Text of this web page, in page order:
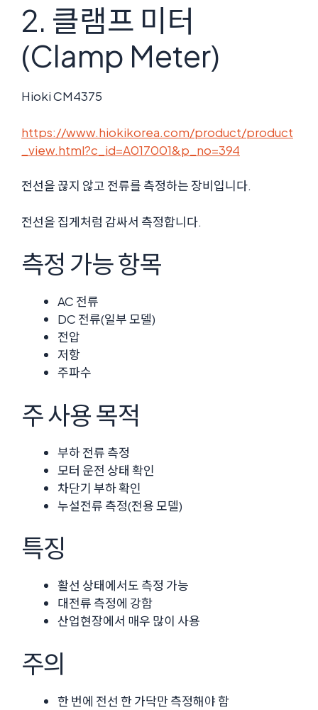
2. 클램프 미터
(Clamp Meter)
Hioki CM4375
https://www.hiokikorea.com/product/product
_view.html?c_id=A017001&p_no=394
전선을 끊지 않고 전류를 측정하는 장비입니다.
전선을 집게처럼 감싸서 측정합니다.
측정 가능 항목
AC 전류
DC 전류(일부 모델)
전압
저항
주파수
주 사용 목적
부하 전류 측정
모터 운전 상태 확인
차단기 부하 확인
누설전류 측정(전용 모델)
특징
활선 상태에서도 측정 가능
대전류 측정에 강함
산업현장에서 매우 많이 사용
주의
한 번에 전선 한 가닥만 측정해야 함